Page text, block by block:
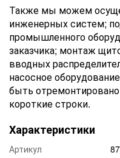
Также мы можем
инженерных систем;
промышленного
заказчика; монтаж
вводных
насосное
быть
короткие строки.
Характеристики
Артикул